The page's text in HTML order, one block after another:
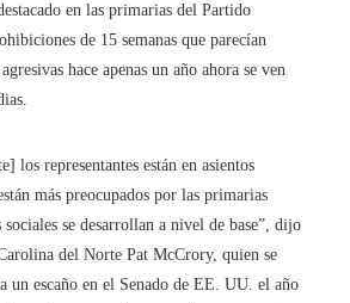
en las primarias del Partido
de 15 semanas que parecían
hace apenas un año ahora se ven
los representantes están en asientos
más preocupados por las primarias
se desarrollan a nivel de base”, dijo
del Norte Pat McCrory, quien se
un escaño en el Senado de EE. UU. el año